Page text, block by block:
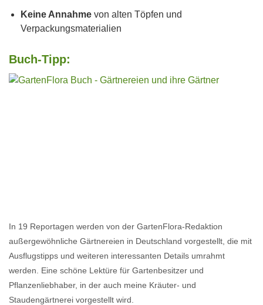
Keine Annahme von alten Töpfen und
Verpackungsmaterialien
Buch-Tipp:
In 19 Reportagen werden von der GartenFlora-Redaktion
außergewöhnliche Gärtnereien in Deutschland vorgestellt, die mit
Ausflugstipps und weiteren interessanten Details umrahmt
werden. Eine schöne Lektüre für Gartenbesitzer und
Pflanzenliebhaber, in der auch meine Kräuter- und
Staudengärtnerei vorgestellt wird.